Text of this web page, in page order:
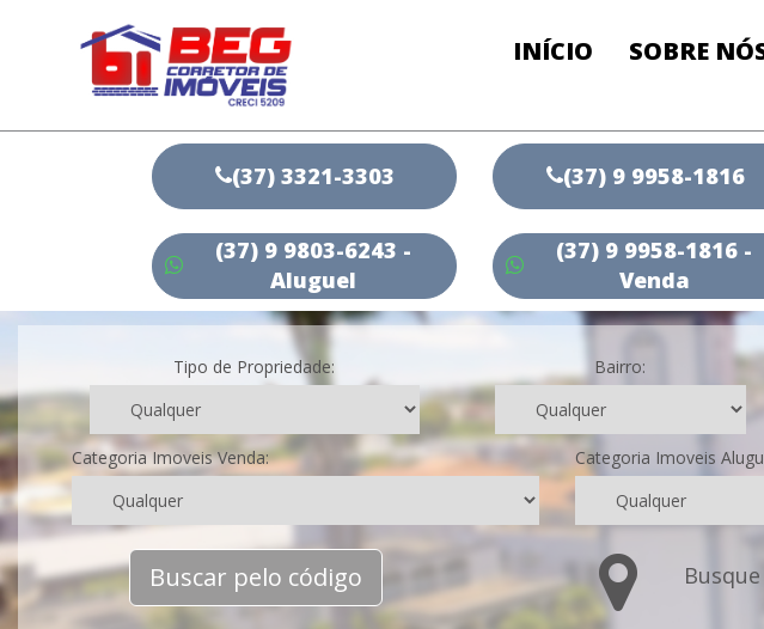
INÍCIO SOBRE
(37) 3321-3303
(37) 9 9803-6243 -
Aluguel
(37) 9 9958-1816
(37) 9 9958-1816 -
Venda
Tipo de Propriedade: Bairro:
Categoria Imoveis Venda: Categoria Imoveis
Buscar pelo código